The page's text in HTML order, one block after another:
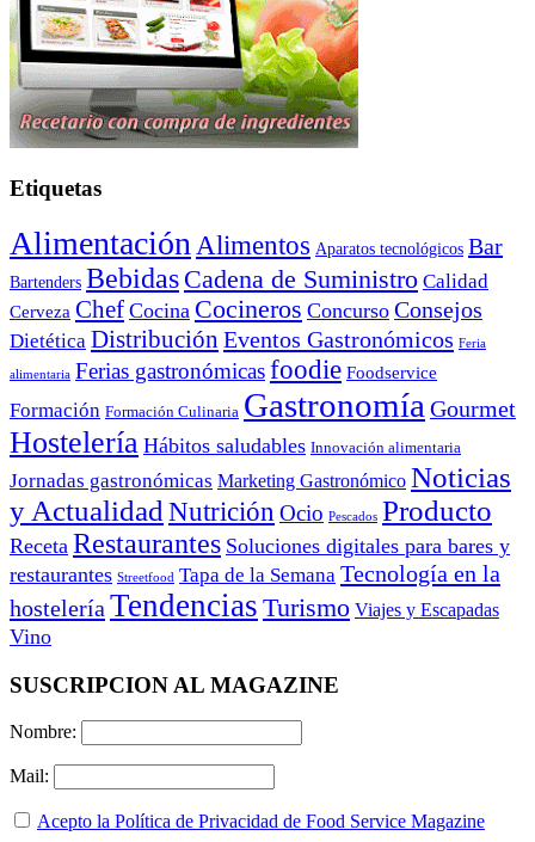
Etiquetas
Alimentación Alimentos Aparatos tecnológicos Bar
Bartenders Bebidas Cadena de Suministro Calidad
Cerveza Chef Cocina Cocineros Concurso Consejos
Dietética Distribución Eventos Gastronómicos Feria
alimentaria Ferias gastronómicasfoodie Foodservice
Formación Formación Culinaria Gastronomía Gourmet
Hostelería Hábitos saludables Innovación alimentaria
Jornadas gastronómicas Marketing Gastronómico Noticias
y Actualidad Nutrición Ocio Pescados Producto
Receta Restaurantes Soluciones digitales para bares y
restaurantes Streetfood Tapa de la Semana Tecnología en la
hostelería Tendencias Turismo Viajes y Escapadas
Vino
SUSCRIPCION AL MAGAZINE
Nombre:
Mail:
Acepto la Política de Privacidad de Food Service Magazine